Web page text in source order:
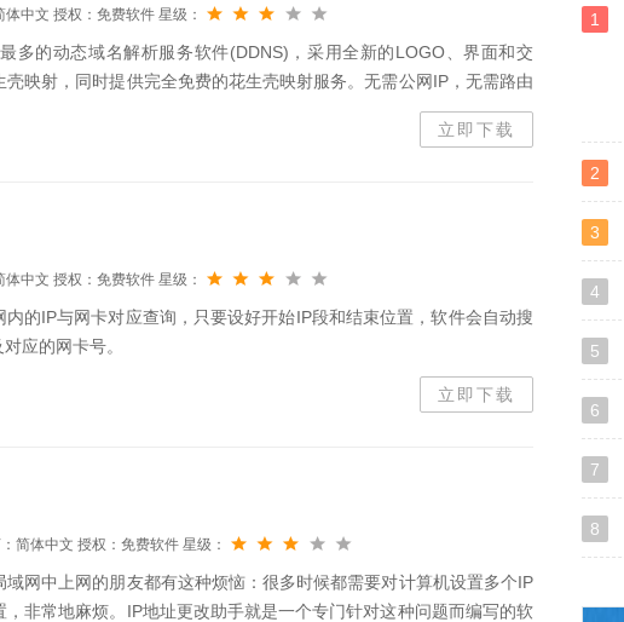
体中文 授权：免费软件 星级：
多的动态域名解析服务软件(DDNS)，采用全新的LOGO、界面和交
映射，同时提供完全免费的花生壳映射服务。无需公网IP，无需路由
IP的问题，支持局域网内UPNP设备发现，让映射添加更简单易用。花
立即下载
体中文 授权：免费软件 星级：
的IP与网卡对应查询，只要设好开始IP段和结束位置，软件会自动搜
应的网卡号。
立即下载
简体中文 授权：免费软件 星级：
网中上网的朋友都有这种烦恼：很多时候都需要对计算机设置多个IP
非常地麻烦。IP地址更改助手就是一个专门针对这种问题而编写的软
1
2
3
4
5
6
7
8